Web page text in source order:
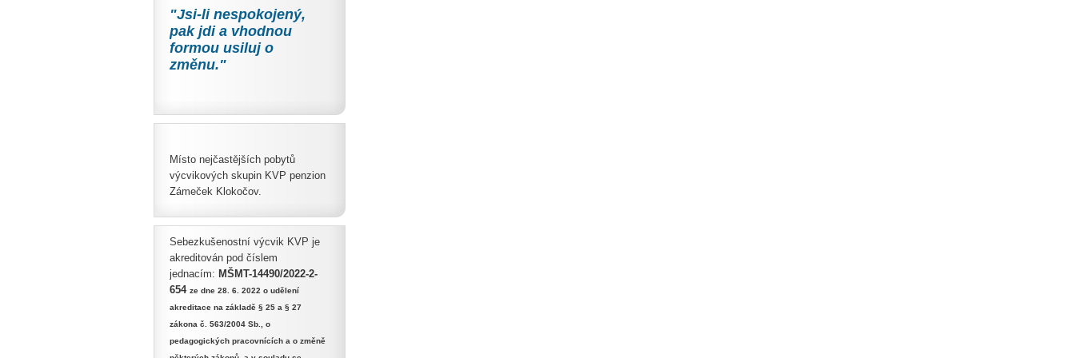
"Jsi-li nespokojený,
pak jdi a vhodnou
formou usiluj o
změnu."
Místo nejčastějších pobytů
výcvikových skupin KVP penzion
Zámeček Klokočov.
Sebezkušenostní výcvik KVP je
akreditován pod číslem
jednacím: MŠMT-14490/2022-2-
654 ze dne 28. 6. 2022 o udělení
akreditace na základě § 25 a § 27
zákona č. 563/2004 Sb., o
pedagogických pracovnících a o změně